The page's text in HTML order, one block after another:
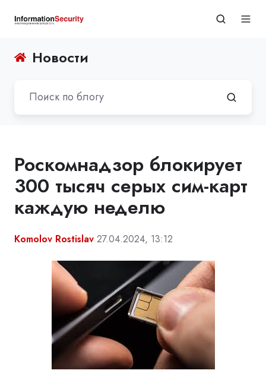
Новости
Роскомнадзор блокирует
300 тысяч серых сим-карт
каждую неделю
Komolov Rostislav 27.04.2024, 13:12